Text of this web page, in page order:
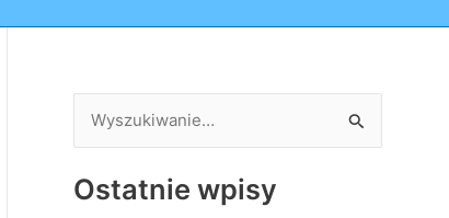
u
Ostatnie wpisy